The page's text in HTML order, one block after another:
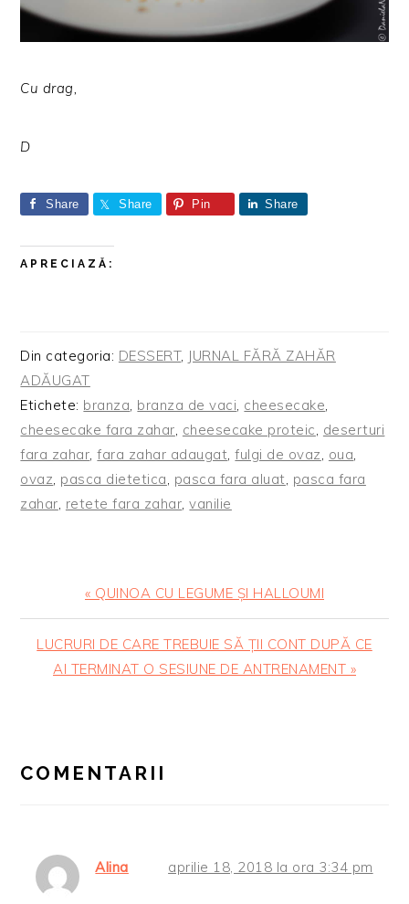
Cu drag,
D
Share Share Pin Share
APRECIAZĂ:
Din categoria: DESSERT, JURNAL FĂRĂ ZAHĂR
ADĂUGAT
Etichete: branza, branza de vaci, cheesecake,
cheesecake fara zahar, cheesecake proteic, deserturi
fara zahar,fara zahar adaugat,fulgi de ovaz, oua,
ovaz, pasca dietetica, pasca fara aluat, pasca fara
zahar, retete fara zahar,vanilie
Articol
anterior:
« QUINOA CU LEGUME ȘI HALLOUMI
Articolul
urmator:
LUCRURI DE CARE TREBUIE SĂ ȚII CONT DUPĂ CE
AI TERMINAT O SESIUNE DE ANTRENAMENT »
INTERACTIONS
COMENTARII
Alina aprilie 18, 2018 la ora 3:34 pm